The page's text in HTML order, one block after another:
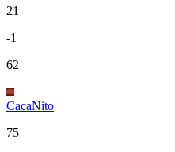
21
-1
62
CacaNito
75